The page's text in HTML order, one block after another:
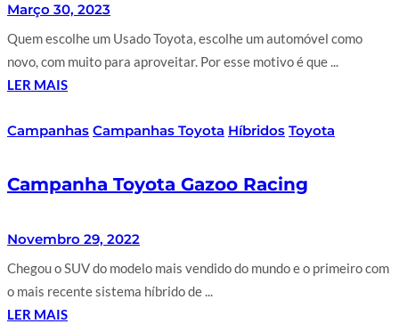
Março 30, 2023
Quem escolhe um Usado Toyota, escolhe um automóvel como
novo, com muito para aproveitar. Por esse motivo é que ...
LER MAIS
Campanhas Campanhas Toyota Híbridos Toyota
Campanha Toyota Gazoo Racing
Novembro 29, 2022
Chegou o SUV do modelo mais vendido do mundo e o primeiro com
o mais recente sistema híbrido de ...
LER MAIS